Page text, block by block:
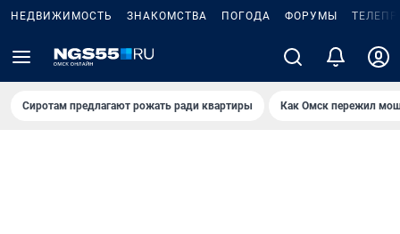
НЕДВИЖИМОСТЬ ЗНАКОМСТВА ПОГОДА ФОРУМЫ
Сиротам предлагают рожать ради квартиры Как Омск пережил